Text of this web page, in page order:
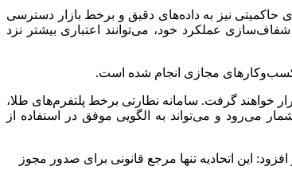
حاکمیتی نیز به داده‌های دقیق و برخط بازار دسترسی
عملکرد خود، می‌توانند اعتباری بیشتر نزد
کسب‌وکارهای مجازی انجام شده است.
تحت پوشش آن قرار خواهند گرفت. سامانه نظارتی برخط پلتفرم‌های طلا،
می‌رود و می‌تواند به الگویی موفق در استفاده از
فعلی این اتحادیه را حدود ۷ هزار کسب‌وکار آنلاین عنوان کرد و افزود: این اتحادیه تنها مرجع قانونی برای صدور مجوز